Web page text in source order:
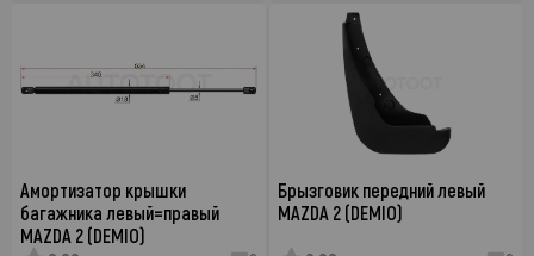
Амортизатор крышки
багажника левый=правый
MAZDA 2 (DEMIO)
Брызговик передний левый
MAZDA 2 (DEMIO)